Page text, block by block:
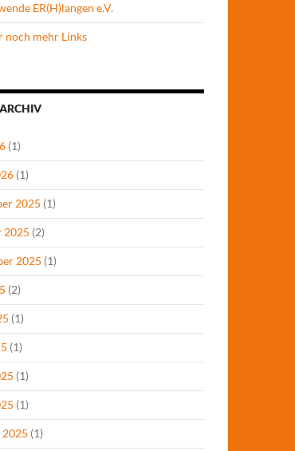
ER(H)langen e.V.
noch mehr Links
(1)
(1)
2025 (1)
2025 (2)
2025 (1)
(2)
(1)
(1)
(1)
(1)
2025 (1)